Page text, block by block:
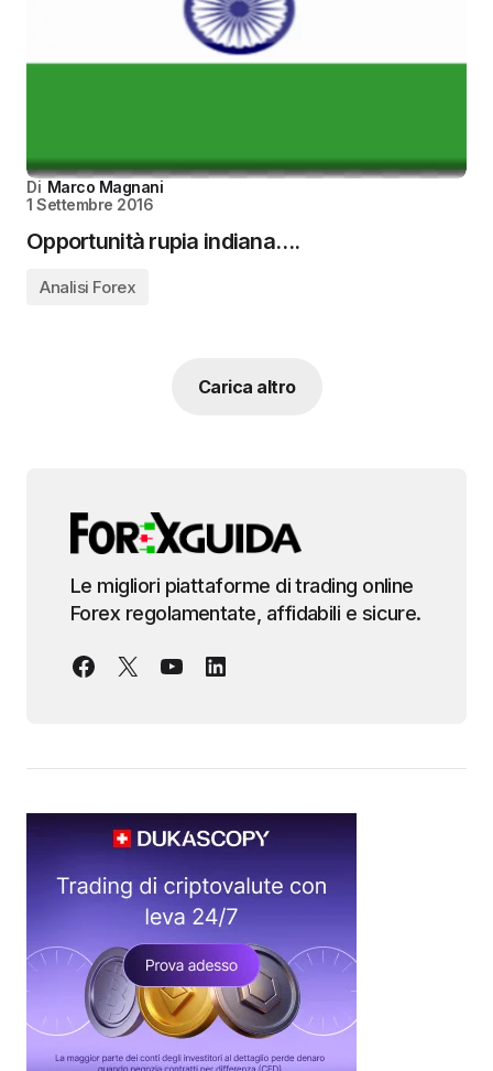
Di Marco Magnani
1 Settembre 2016
Opportunità rupia indiana….
Analisi Forex
Carica altro
Le migliori piattaforme di trading online
Forex regolamentate, affidabili e sicure.